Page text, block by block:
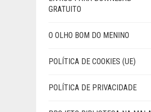
GRATUITO
O OLHO BOM DO MENINO
POLÍTICA DE COOKIES (UE)
POLÍTICA DE PRIVACIDADE